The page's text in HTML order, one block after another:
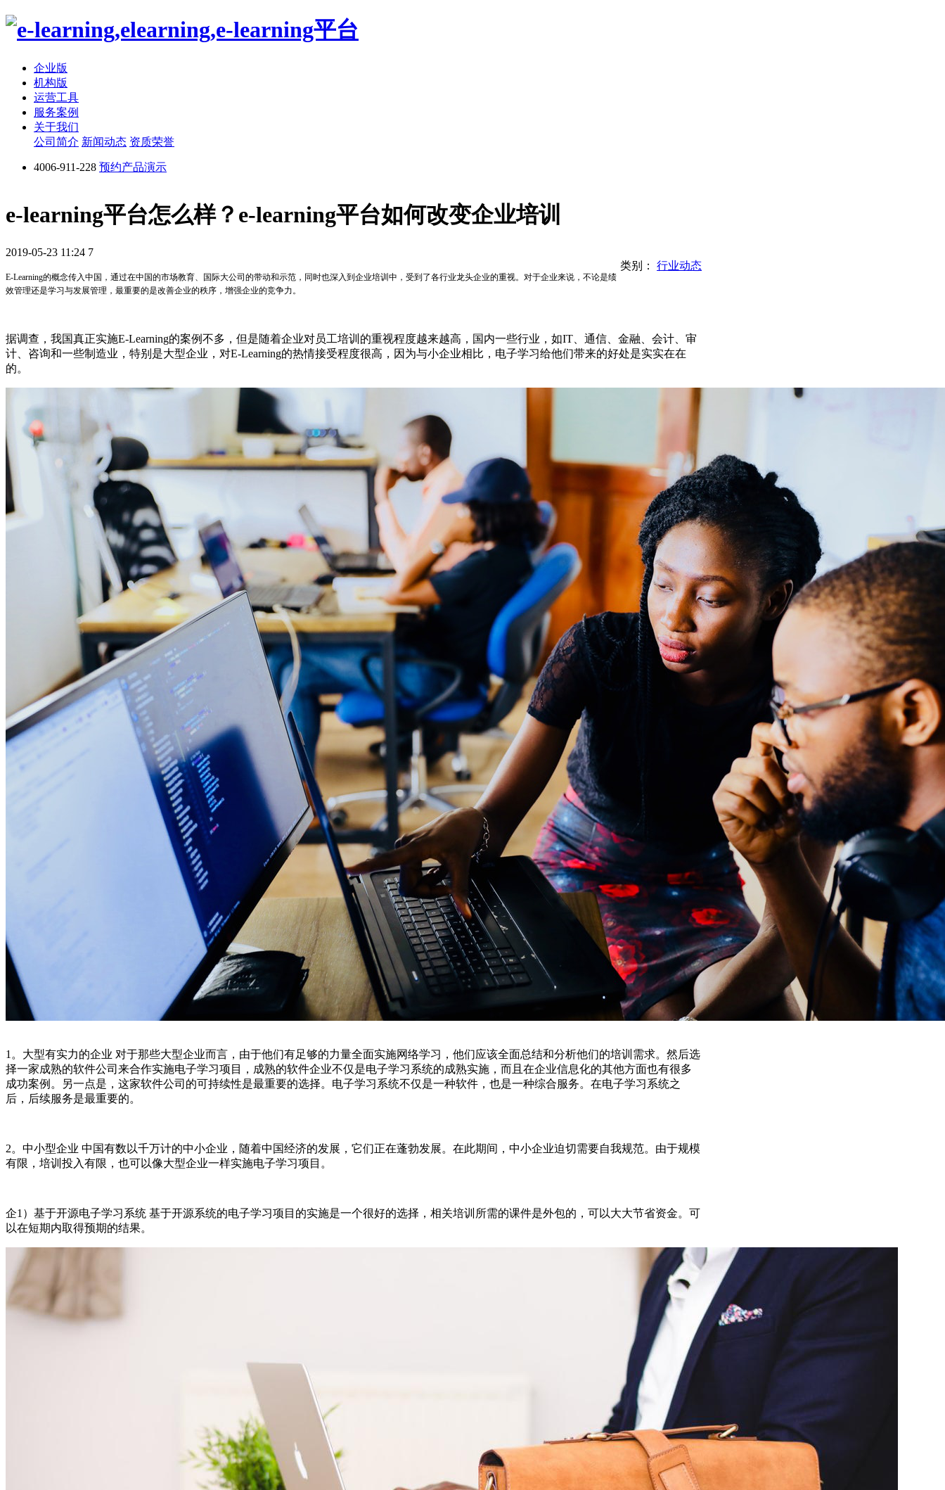
企业版
机构版
运营工具
服务案例
关于我们
公司简介 新闻动态 资质荣誉
4006-911-228 预约产品演示
e-learning平台怎么样？e-learning平台如何改变企业培训
2019-05-23 11:24 7
类别： 行业动态
E-Learning的概念传入中国，通过在中国的市场教育、国际大公司的带动和示范，同时也深入到企业培训中，受到了各行业龙头企业的重视。对于企业来说，不论是绩
效管理还是学习与发展管理，最重要的是改善企业的秩序，增强企业的竞争力。
据调查，我国真正实施E-Learning的案例不多，但是随着企业对员工培训的重视程度越来越高，国内一些行业，如IT、通信、金融、会计、审
计、咨询和一些制造业，特别是大型企业，对E-Learning的热情接受程度很高，因为与小企业相比，电子学习给他们带来的好处是实实在在
的。
1。大型有实力的企业 对于那些大型企业而言，由于他们有足够的力量全面实施网络学习，他们应该全面总结和分析他们的培训需求。然后选
择一家成熟的软件公司来合作实施电子学习项目，成熟的软件企业不仅是电子学习系统的成熟实施，而且在企业信息化的其他方面也有很多
成功案例。另一点是，这家软件公司的可持续性是最重要的选择。电子学习系统不仅是一种软件，也是一种综合服务。在电子学习系统之
后，后续服务是最重要的。
2。中小型企业 中国有数以千万计的中小企业，随着中国经济的发展，它们正在蓬勃发展。在此期间，中小企业迫切需要自我规范。由于规模
有限，培训投入有限，也可以像大型企业一样实施电子学习项目。
企1）基于开源电子学习系统 基于开源系统的电子学习项目的实施是一个很好的选择，相关培训所需的课件是外包的，可以大大节省资金。可
以在短期内取得预期的结果。